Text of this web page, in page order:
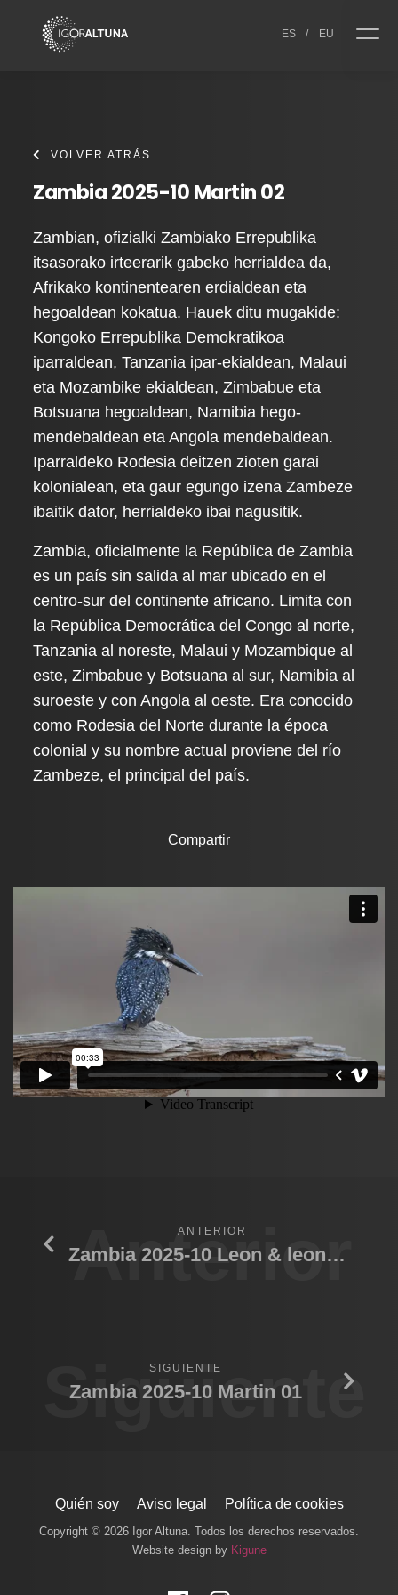
ES / EU
VOLVER ATRÁS
Zambia 2025-10 Martin 02
Zambian, ofizialki Zambiako Errepublika
itsasorako irteerarik gabeko herrialdea da,
Afrikako kontinentearen erdialdean eta
hegoaldean kokatua. Hauek ditu mugakide:
Kongoko Errepublika Demokratikoa
iparraldean, Tanzania ipar-ekialdean, Malaui
eta Mozambike ekialdean, Zimbabue eta
Botsuana hegoaldean, Namibia hego-
mendebaldean eta Angola mendebaldean.
Iparraldeko Rodesia deitzen zioten garai
kolonialean, eta gaur egungo izena Zambeze
ibaitik dator, herrialdeko ibai nagusitik.
Zambia, oficialmente la República de Zambia
es un país sin salida al mar ubicado en el
centro-sur del continente africano. Limita con
la República Democrática del Congo al norte,
Tanzania al noreste, Malaui y Mozambique al
este, Zimbabue y Botsuana al sur, Namibia al
suroeste y con Angola al oeste. Era conocido
como Rodesia del Norte durante la época
colonial y su nombre actual proviene del río
Zambeze, el principal del país.
Compartir
Anterior
ANTERIOR
Zambia 2025-10 Leon & leona pelea
Siguiente
SIGUIENTE
Zambia 2025-10 Martin 01
Quién soy Aviso legal Política de cookies
Copyright © 2026 Igor Altuna. Todos los derechos reservados.
Website design by Kigune